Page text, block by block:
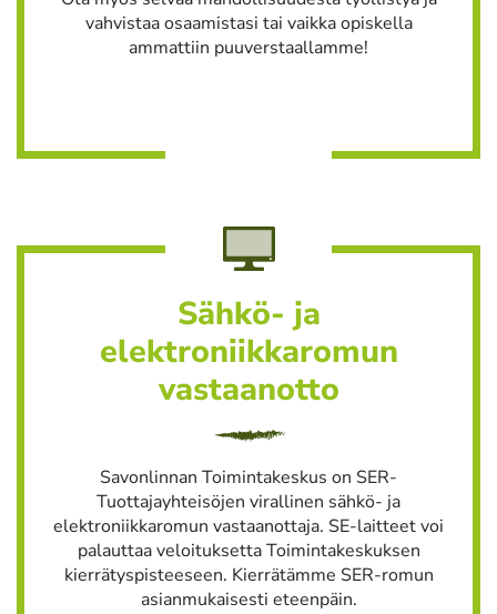
vahvistaa osaamistasi tai vaikka opiskella
ammattiin puuverstaallamme!
Sähkö- ja
elektroniikkaromun
vastaanotto
Savonlinnan Toimintakeskus on SER-
Tuottajayhteisöjen virallinen sähkö- ja
elektroniikkaromun vastaanottaja. SE-laitteet voi
palauttaa veloituksetta Toimintakeskuksen
kierrätyspisteeseen. Kierrätämme SER-romun
asianmukaisesti eteenpäin.